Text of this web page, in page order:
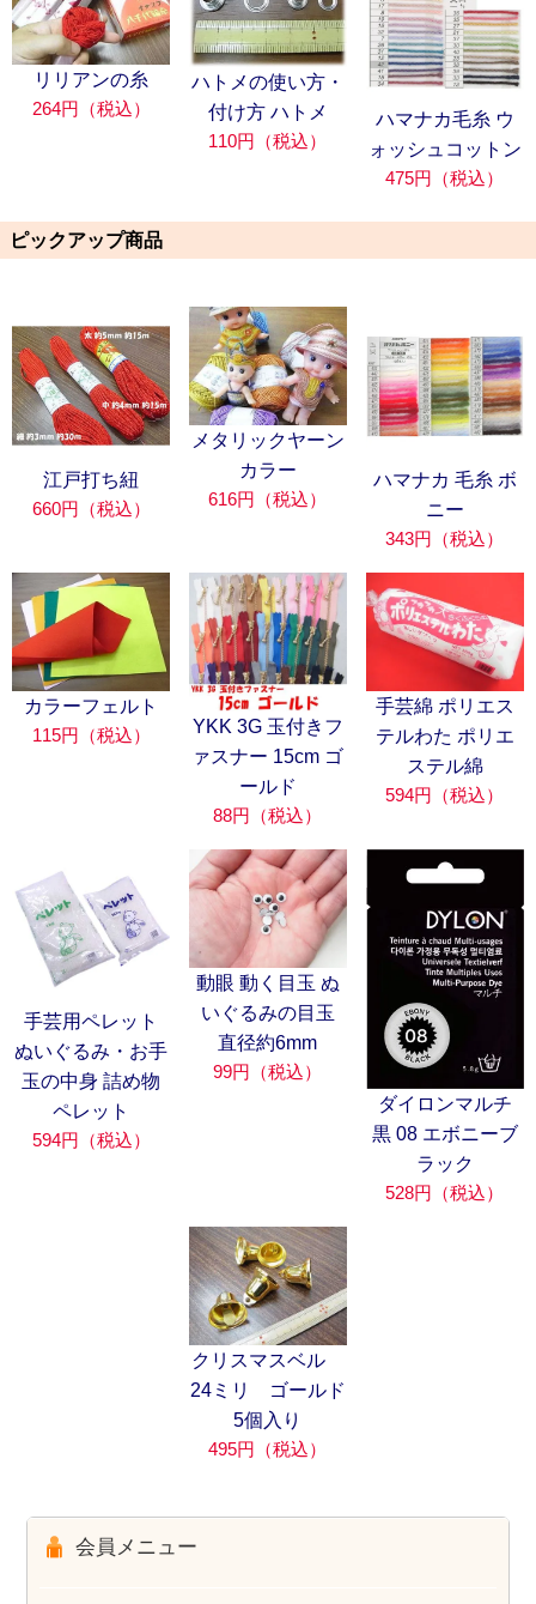
リリアンの糸
264円（税込）
ハトメの使い方・
付け方 ハトメ
110円（税込）
ハマナカ毛糸 ウ
ォッシュコットン
475円（税込）
ピックアップ商品
江戸打ち紐
660円（税込）
メタリックヤーン
カラー
616円（税込）
ハマナカ 毛糸 ボ
ニー
343円（税込）
カラーフェルト
115円（税込）
YKK 3G 玉付きフ
ァスナー 15cm ゴ
ールド
88円（税込）
手芸綿 ポリエス
テルわた ポリエ
ステル綿
594円（税込）
手芸用ペレット
ぬいぐるみ・お手
玉の中身 詰め物
ペレット
594円（税込）
動眼 動く目玉 ぬ
いぐるみの目玉
直径約6mm
99円（税込）
ダイロンマルチ
黒 08 エボニーブ
ラック
528円（税込）
クリスマスベル
24ミリ ゴールド
5個入り
495円（税込）
会員メニュー